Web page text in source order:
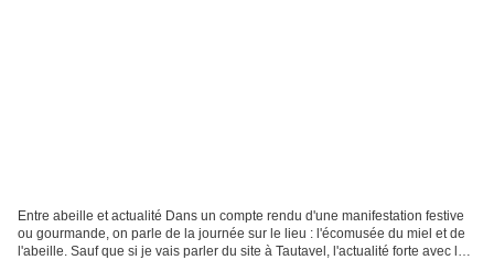
Entre abeille et actualité Dans un compte rendu d'une manifestation festive
ou gourmande, on parle de la journée sur le lieu : l'écomusée du miel et de
l'abeille. Sauf que si je vais parler du site à Tautavel, l'actualité forte avec le